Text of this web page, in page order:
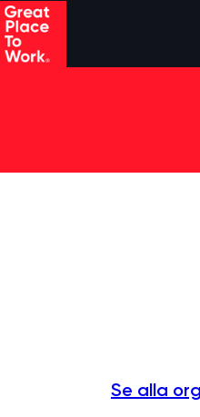
Skip to main content
Se alla